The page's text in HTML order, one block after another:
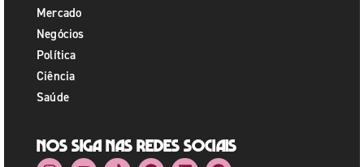
Mercado
Negócios
Política
Ciência
Saúde
Nos siga nas redes sociais